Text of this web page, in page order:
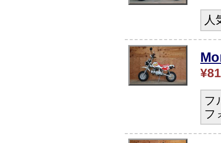
人
フ
フ